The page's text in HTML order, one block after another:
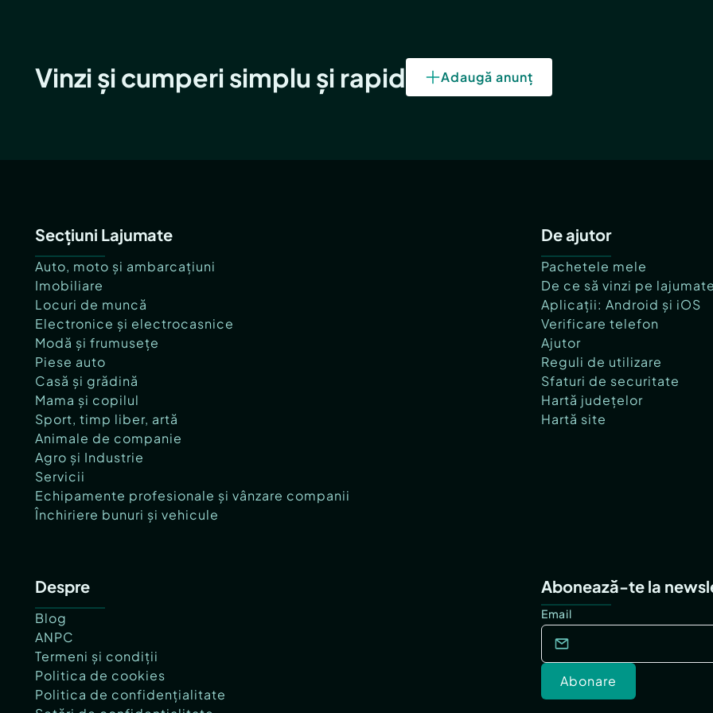
Vinzi și cumperi simplu și rapid Adaugă anunț
Secțiuni Lajumate
Auto, moto și ambarcațiuni
Imobiliare
Locuri de muncă
Electronice și electrocasnice
Modă și frumusețe
Piese auto
Casă și grădină
Mama și copilul
Sport, timp liber, artă
Animale de companie
Agro și Industrie
Servicii
Echipamente profesionale și vânzare companii
Închiriere bunuri și vehicule
De ajutor
Pachetele mele
De ce să vinzi pe
Aplicații: Android și iOS
Verificare telefon
Ajutor
Reguli de utilizare
Sfaturi de securitate
Hartă județelor
Hartă site
Despre
Blog
ANPC
Termeni și condiții
Politica de cookies
Politica de confidențialitate
Abonează-te la
Email
Abonare